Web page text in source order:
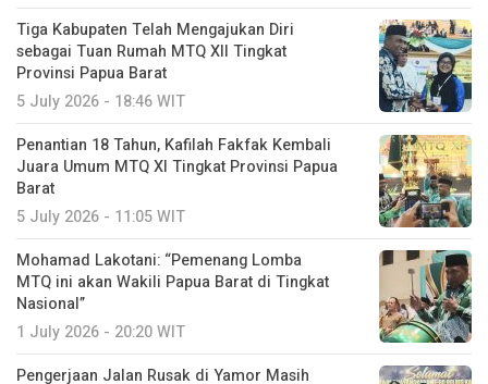
Tiga Kabupaten Telah Mengajukan Diri
sebagai Tuan Rumah MTQ XII Tingkat
Provinsi Papua Barat
5 July 2026 - 18:46 WIT
Penantian 18 Tahun, Kafilah Fakfak Kembali
Juara Umum MTQ XI Tingkat Provinsi Papua
Barat
5 July 2026 - 11:05 WIT
Mohamad Lakotani: “Pemenang Lomba
MTQ ini akan Wakili Papua Barat di Tingkat
Nasional”
1 July 2026 - 20:20 WIT
Pengerjaan Jalan Rusak di Yamor Masih